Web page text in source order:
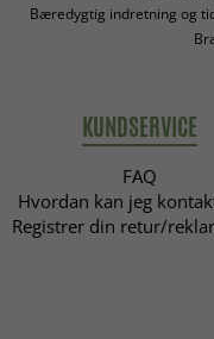
Bæredygtig indretning og
KUNDSERVICE
FAQ
Hvordan kan jeg
Registrer din retur/